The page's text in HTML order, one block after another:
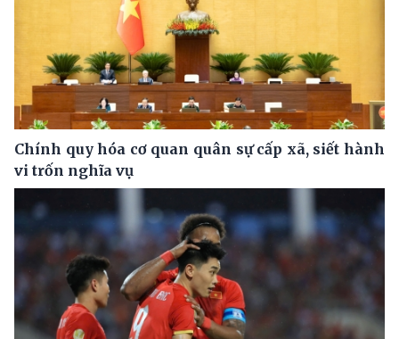
Chính quy hóa cơ quan quân sự cấp xã, siết hành
vi trốn nghĩa vụ